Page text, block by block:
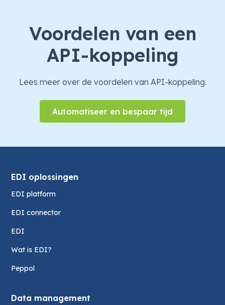
Voordelen van een
API-koppeling
Lees meer over de voordelen van API-koppeling.
Automatiseer en bespaar tijd
EDI oplossingen
EDI platform
EDI connector
EDI
Wat is EDI?
Peppol
Data management